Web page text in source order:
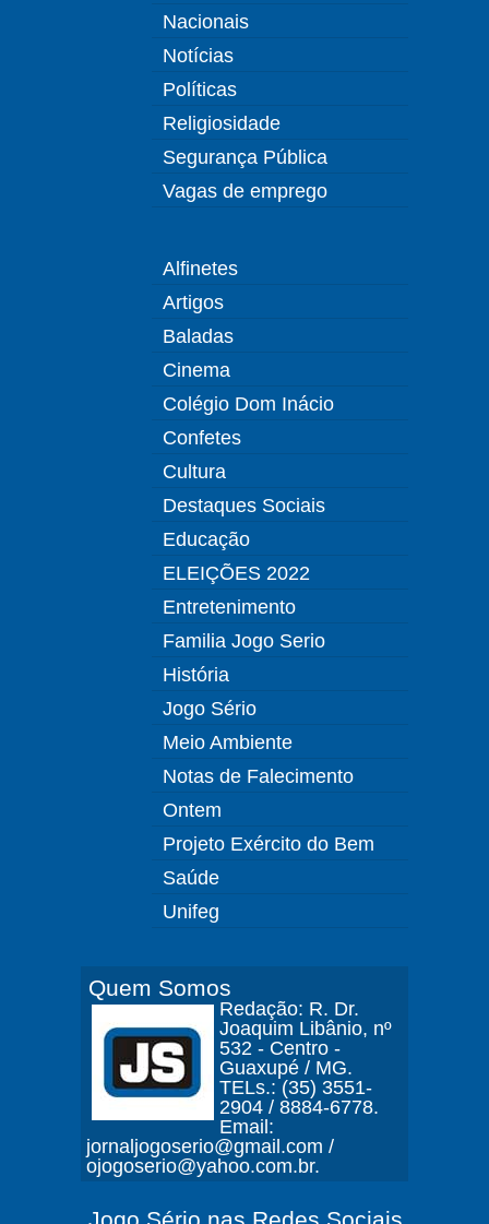
Nacionais
Notícias
Políticas
Religiosidade
Segurança Pública
Vagas de emprego
Alfinetes
Artigos
Baladas
Cinema
Colégio Dom Inácio
Confetes
Cultura
Destaques Sociais
Educação
ELEIÇÕES 2022
Entretenimento
Familia Jogo Serio
História
Jogo Sério
Meio Ambiente
Notas de Falecimento
Ontem
Projeto Exército do Bem
Saúde
Unifeg
Quem Somos
Redação: R. Dr.
Joaquim Libânio, nº
532 - Centro -
Guaxupé / MG.
TELs.: (35) 3551-
2904 / 8884-6778.
Email:
jornaljogoserio@gmail.com /
ojogoserio@yahoo.com.br.